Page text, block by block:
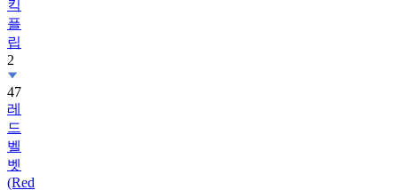
립
2
47
레
드
벨
벳
(Red
Velvet)